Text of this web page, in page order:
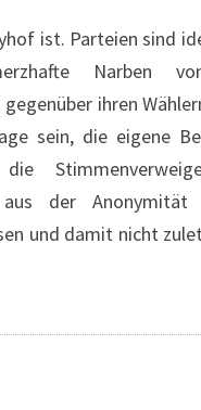
ist. Parteien sind
Narben
ihren
sein, die eigene
der Anonymität
und damit nicht